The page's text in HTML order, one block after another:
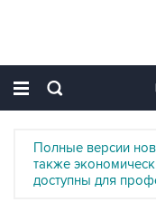
Полные версии
также
доступны для